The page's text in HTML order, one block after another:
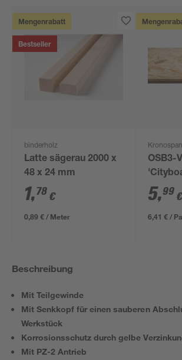
Mengenrabatt
Bestseller
binderholz
Latte sägerau 2000 x
48 x 24 mm
1,78 €
0,89 € / Meter
Kronospan
OSB3-
634 x
5,99
6,41 € /
Beschreibung
Mit Teilgewinde
Mit Senkkopf für einen sauberen
Werkstück
Korrosionsschutz durch gelbe
Mit PZ-2 Antrieb